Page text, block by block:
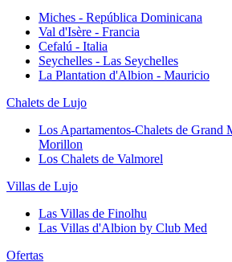
Miches - República Dominicana
Val d'Isère - Francia
Cefalú - Italia
Seychelles - Las Seychelles
La Plantation d'Albion - Mauricio
Chalets de Lujo
Los Apartamentos-Chalets de Grand
Morillon
Los Chalets de Valmorel
Villas de Lujo
Las Villas de Finolhu
Las Villas d'Albion by Club Med
Ofertas